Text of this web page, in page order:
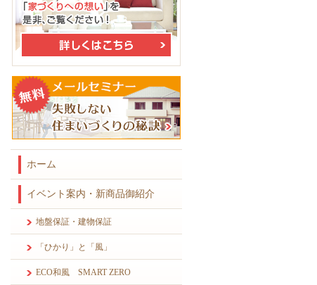
ホーム
イベント案内・新商品御紹介
地盤保証・建物保証
「ひかり」と「風」
ECO和風 SMART ZERO